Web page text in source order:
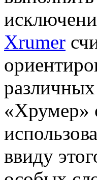
Xrumer
«Хрумер»
ввиду